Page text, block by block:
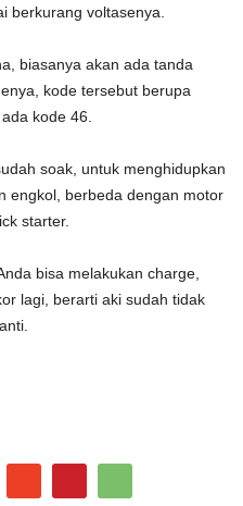
berkurang voltasenya.
biasanya akan ada tanda
kode tersebut berupa
kode 46.
soak, untuk menghidupkan
engkol, berbeda dengan motor
starter.
bisa melakukan charge,
lagi, berarti aki sudah tidak